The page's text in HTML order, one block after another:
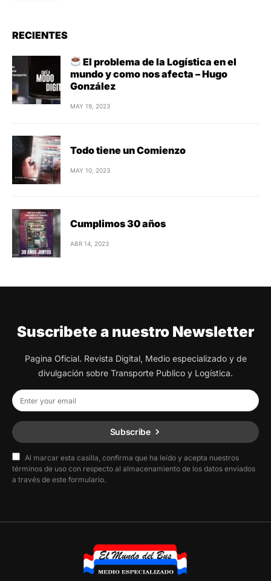
RECIENTES
El problema de la Logística en el
mundo y como nos afecta – Hugo
González
MAY 19, 2023
Todo tiene un Comienzo
MAY 10, 2023
Cumplimos 30 años
ABR 14, 2023
Suscribete a nuestro Newsletter
Pagina Oficial. Revista Digital, Medio especializado y de
divulgación sobre Transporte Publico y Logística.
Subscribe
Al marcar esta casilla, confirma que ha leído y acepta nuestros
términos de uso con respecto al almacenamiento de los datos enviados
a través de este formulario.